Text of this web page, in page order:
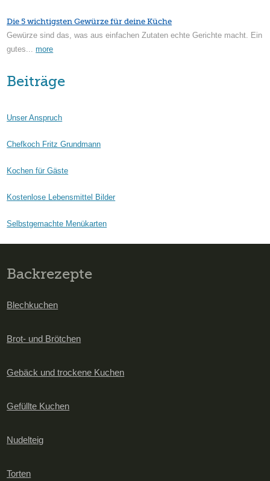
Die 5 wichtigsten Gewürze für deine Küche
Gewürze sind das, was aus einfachen Zutaten echte Gerichte macht. Ein
gutes...more
Beiträge
Unser Anspruch
Chefkoch Fritz Grundmann
Kochen für Gäste
Kostenlose Lebensmittel Bilder
Selbstgemachte Menükarten
Backrezepte
Blechkuchen
Brot- und Brötchen
Gebäck und trockene Kuchen
Gefüllte Kuchen
Nudelteig
Torten